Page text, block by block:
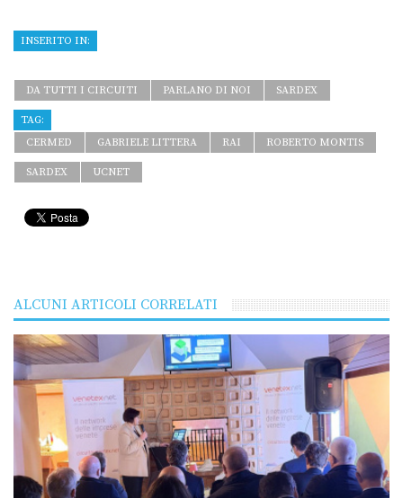
INSERITO IN:
DA TUTTI I CIRCUITI PARLANO DI NOI SARDEX
TAG:
CERMED
GABRIELE LITTERA RAI ROBERTO MONTIS
SARDEX UCNET
ALCUNI ARTICOLI CORRELATI